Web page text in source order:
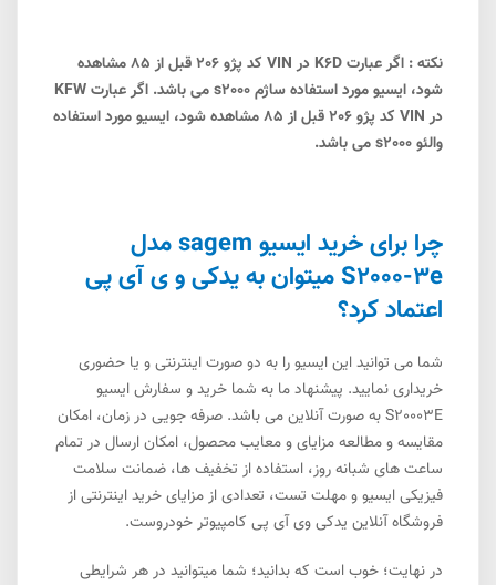
نکته : اگر عبارت K6D در VIN کد پژو 206 قبل از 85 مشاهده
شود، ایسیو مورد استفاده ساژم s2000 می باشد. اگر عبارت KFW
در VIN کد پژو 206 قبل از 85 مشاهده شود، ایسیو مورد استفاده
والئو s2000 می باشد.
چرا برای خرید ایسیو sagem مدل
S2000-3e میتوان به یدکی و ی آی پی
اعتماد کرد؟
شما می توانید این ایسیو را به دو صورت اینترنتی و یا حضوری
خریداری نمایید. پیشنهاد ما به شما خرید و سفارش ایسیو
S20003E به صورت آنلاین می باشد. صرفه جویی در زمان، امکان
مقایسه و مطالعه مزایای و معایب محصول، امکان ارسال در تمام
ساعت های شبانه روز، استفاده از تخفیف ها، ضمانت سلامت
فیزیکی ایسیو و مهلت تست، تعدادی از مزایای خرید اینترنتی از
فروشگاه آنلاین یدکی وی آی پی کامپیوتر خودروست.
در نهایت؛ خوب است که بدانید؛ شما میتوانید در هر شرایطی